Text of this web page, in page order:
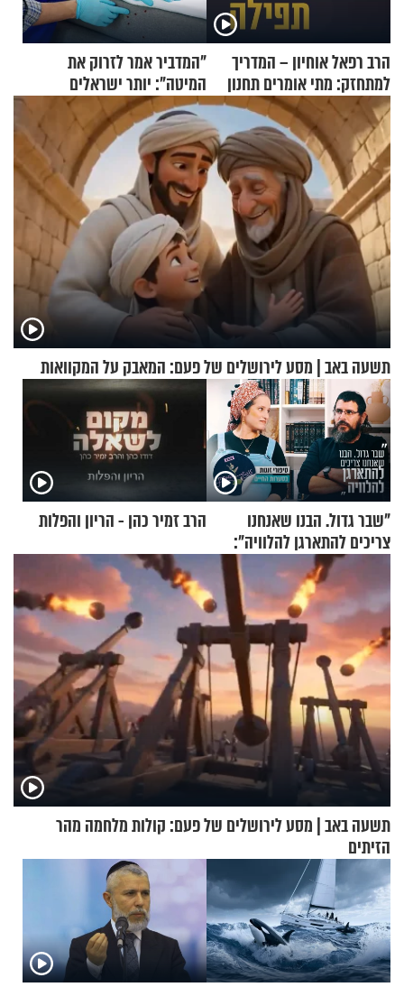
הרב רפאל אוחיון – המדריך
למתחזק: מתי אומרים תחנון
ואיך עולים לתורה?
"המדביר אמר לזרוק את
המיטה": יותר ישראלים
מדווחים על מכת פשפשי
המיטה
תשעה באב | מסע לירושלים של פעם: המאבק על המקוואות
"שבר גדול. הבנו שאנחנו
צריכים להתארגן להלוויה":
זוגיות במבחן, הפעם עם מרים
וגד דנינו
הרב זמיר כהן - הריון והפלות
תשעה באב | מסע לירושלים של פעם: קולות מלחמה מהר
הזיתים